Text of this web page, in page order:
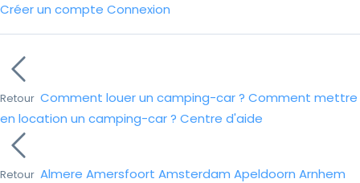
Créer un compte Connexion
Retour Comment louer un camping-car ? Comment mettre
en location un camping-car ? Centre d'aide
Retour Almere Amersfoort Amsterdam Apeldoorn Arnhem